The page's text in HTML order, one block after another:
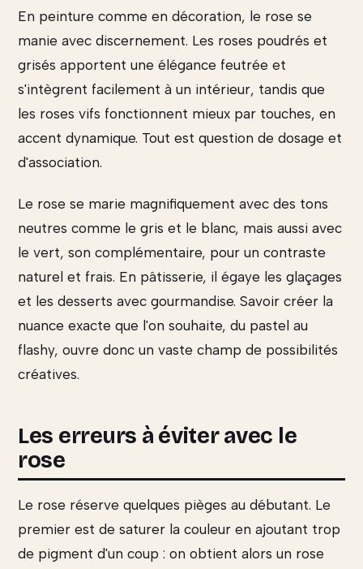
En peinture comme en décoration, le rose se
manie avec discernement. Les roses poudrés et
grisés apportent une élégance feutrée et
s'intègrent facilement à un intérieur, tandis que
les roses vifs fonctionnent mieux par touches, en
accent dynamique. Tout est question de dosage et
d'association.
Le rose se marie magnifiquement avec des tons
neutres comme le gris et le blanc, mais aussi avec
le vert, son complémentaire, pour un contraste
naturel et frais. En pâtisserie, il égaye les glaçages
et les desserts avec gourmandise. Savoir créer la
nuance exacte que l'on souhaite, du pastel au
flashy, ouvre donc un vaste champ de possibilités
créatives.
Les erreurs à éviter avec le
rose
Le rose réserve quelques pièges au débutant. Le
premier est de saturer la couleur en ajoutant trop
de pigment d'un coup : on obtient alors un rose